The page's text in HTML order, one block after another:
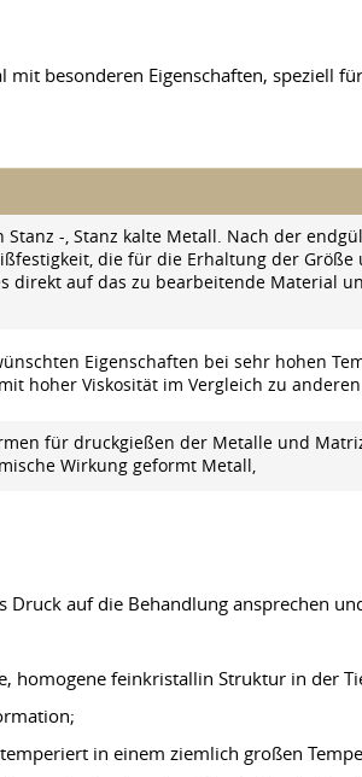
besonderen Eigenschaften, speziell
-, Stanz kalte Metall. Nach der
die für die Erhaltung der
direkt auf das zu bearbeitende Material
Eigenschaften bei sehr hohen
hoher Viskosität im Vergleich zu
für druckgießen der Metalle und
Wirkung geformt Metall,
auf die Behandlung ansprechen
homogene feinkristallin Struktur in der
in einem ziemlich großen